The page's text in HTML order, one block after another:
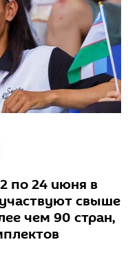
по 24 июня в
свыше
чем 90 стран,